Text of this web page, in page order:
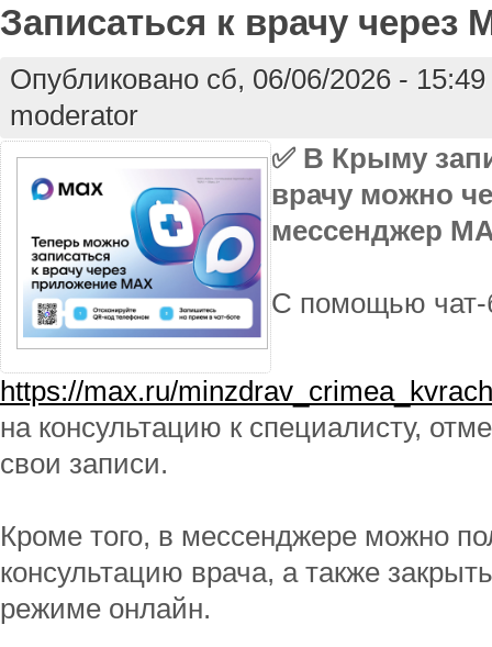
Записаться к врачу через
Опубликовано сб, 06/06/2026 -
moderator
✅ В Крыму
врачу можно
мессенджер
С помощью чат-
https://max.ru/
на консультацию к специалисту,
свои записи.
Кроме того, в мессенджере можно
консультацию врача, а также
режиме онлайн.